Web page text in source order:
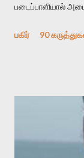
படைப்பாளியால்
காலத்தில்
அதிகமாக்கும்.
என்னவாக
வடிக்க
பகிர் 90